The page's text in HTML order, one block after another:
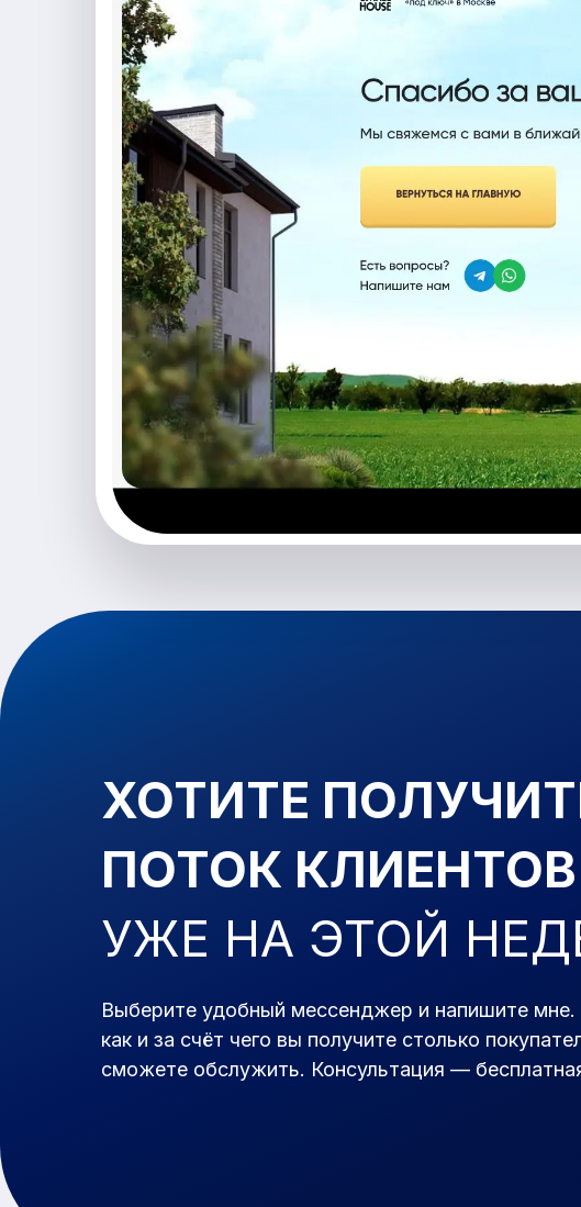
ХОТИТЕ
ПОТОК КЛИЕНТОВ
УЖЕ НА ЭТОЙ
Выберите удобный мессенджер и напишите
как и за счёт чего вы получите столько
сможете обслужить. Консультация —